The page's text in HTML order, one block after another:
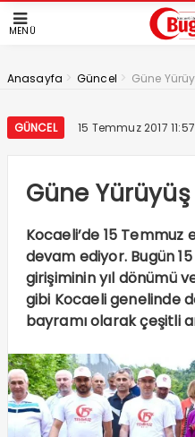
MENÜ
Anasayfa > Güncel > Güne
GÜNCEL 15 Temmuz 2017 11:57
Güne
Kocaeli’de 15
devam ediyor. Bugün
girişiminin yıl dönümü
gibi Kocaeli genelinde
bayramı olarak çeşitli